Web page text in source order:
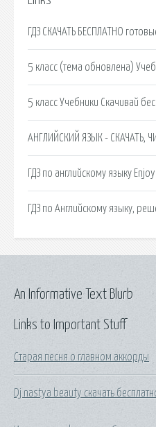
ГДЗ СКАЧАТЬ БЕСПЛАТНО
5 класс (тема обновлена)
5 класс Учебники Cкачивай
АНГЛИЙСКИЙ ЯЗЫК - СКАЧАТЬ,
ГДЗ по английскому языку
ГДЗ по Английскому языку,
Links to Important Stuff
Старая песня о главном аккорды
Dj nastya beauty скачать
An Informative Text Blurb